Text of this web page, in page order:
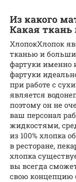
Из какого
Какая ткань
ХлопокХлопок
тканью и
фартуки именно
фартуки
при работе с
является
поэтому он не
ваш персонал
жидкостями,
из 100% хлопка
в ресторане,
хлопка
вы всегда
свою концепцию